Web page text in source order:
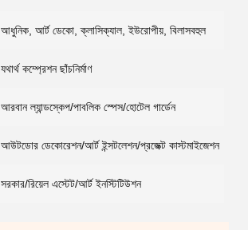
আধুনিক, আর্ট ডেকো, ক্লাসিক্যাল, ইউরোপীয়, বিলাসবহুল
যথার্থ কম্প্রেশন ছাঁচনির্মাণ
আরবান ল্যান্ডস্কেপ/পাবলিক স্পেস/হোটেল গার্ডেন
আউটডোর ডেকোরেশন/আর্ট ইন্সটলেশন/প্রজেক্ট কাস্টমাইজেশন
সরকার/রিয়েল এস্টেট/আর্ট ইনস্টিটিউশন